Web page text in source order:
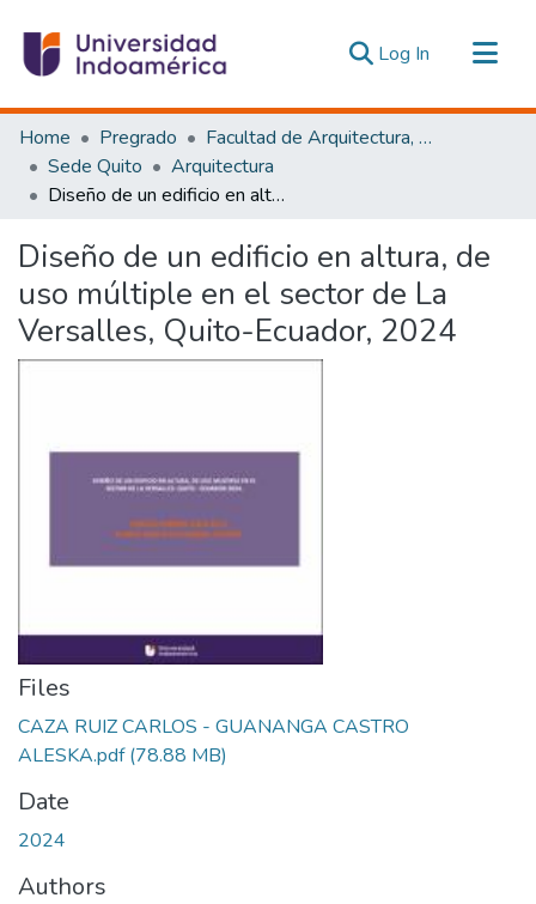
Log In (current)
Communities & Collections
All of DSpace
Statistics
Home Pregrado
Facultad de Arquitectura, Artes y Diseño
Sede Quito
Arquitectura
Diseño de un edificio en altura, de uso múltiple en el sector de La Versalles, Quito-Ecuador, 2024
Diseño de un edificio en altura, de
uso múltiple en el sector de La
Versalles, Quito-Ecuador, 2024
Files
CAZA RUIZ CARLOS - GUANANGA CASTRO
ALESKA.pdf(78.88 MB)
Date
2024
Authors